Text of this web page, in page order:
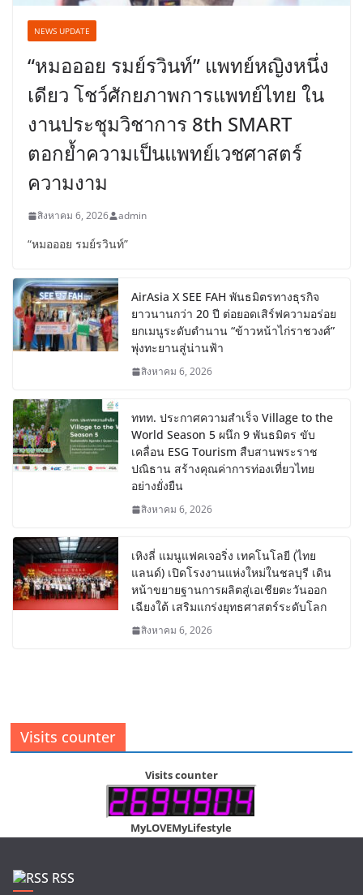
NEWS UPDATE
“หมอออย รมย์รวินท์” แพทย์หญิงหนึ่ง
เดียว โชว์ศักยภาพการแพทย์ไทย ใน
งานประชุมวิชาการ 8th SMART
ตอกย้ำความเป็นแพทย์เวชศาสตร์
ความงาม
สิงหาคม 6, 2026 admin
“หมอออย รมย์รวินท์”
AirAsia X SEE FAH พันธมิตรทางธุรกิจ
ยาวนานกว่า 20 ปี ต่อยอดเสิร์ฟความอร่อย
ยกเมนูระดับตำนาน “ข้าวหน้าไก่ราชวงศ์”
พุ่งทะยานสู่น่านฟ้า
สิงหาคม 6, 2026
ททท. ประกาศความสำเร็จ Village to the
World Season 5 ผนึก 9 พันธมิตร ขับ
เคลื่อน ESG Tourism สืบสานพระราช
ปณิธาน สร้างคุณค่าการท่องเที่ยวไทย
อย่างยั่งยืน
สิงหาคม 6, 2026
เหิงลี่ แมนูแฟคเจอริ่ง เทคโนโลยี (ไทย
แลนด์) เปิดโรงงานแห่งใหม่ในชลบุรี เดิน
หน้าขยายฐานการผลิตสู่เอเชียตะวันออก
เฉียงใต้ เสริมแกร่งยุทธศาสตร์ระดับโลก
สิงหาคม 6, 2026
Visits counter
Visits counter
MyLOVEMyLifestyle
RSS